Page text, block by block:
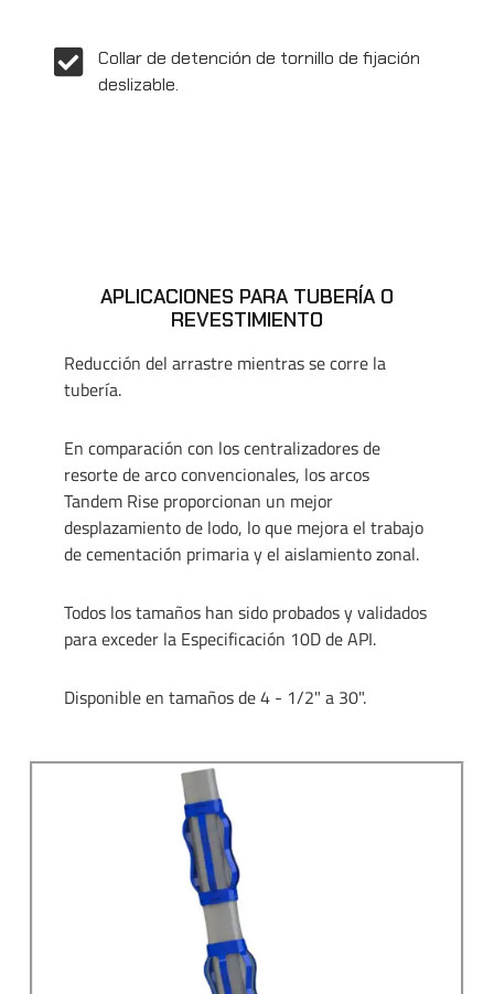
APLICACIONES PARA TUBERÍA O
REVESTIMIENTO
Reducción del arrastre mientras se corre la
tubería.
En comparación con los centralizadores de
resorte de arco convencionales, los arcos
Tandem Rise proporcionan un mejor
desplazamiento de lodo, lo que mejora el trabajo
de cementación primaria y el aislamiento zonal.
Todos los tamaños han sido probados y validados
para exceder la Especificación 10D de API.
Disponible en tamaños de 4 - 1/2" a 30".
Collar de detención de tornillo de fijación
deslizable.